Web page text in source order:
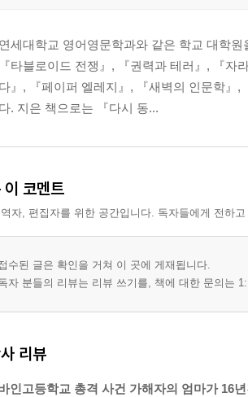
연세대학교 영어영문학과와 같은 학교 대학
『타블로이드 전쟁』, 『권력과 테러』, 『
다』, 『페이퍼 엘레지』, 『새벽의 인문학』
다. 지은 책으로는 『다시 동...
이 코멘트
자, 편집자를 위한 공간입니다. 독자들에게 전하
수된 글은 확인을 거쳐 이 곳에 게재됩니다.
자 분들의 리뷰는 리뷰 쓰기를, 책에 대한 문의는
리뷰
인고등학교 총격 사건 가해자의 엄마가 16